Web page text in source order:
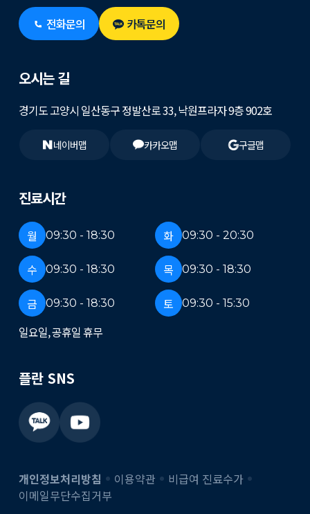
전화문의 카톡문의
진료시간
월 09:30 - 18:30 화 09:30 - 20:30
수 09:30 - 18:30 목 09:30 - 18:30
금 09:30 - 18:30 토 09:30 - 15:30
일요일, 공휴일 휴무
오시는 길
경기도 고양시 일산동구 정발산로 33, 낙원프라자 9층 902호
네이버맵 카카오맵 구글맵
플란 SNS
개인정보처리방침 이용약관
비급여 진료수가
이메일무단수집거부